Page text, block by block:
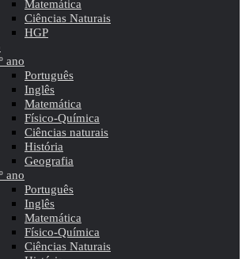
Matemática
Ciências Naturais
HGP
ano
Português
Inglês
Matemática
Físico-Química
Ciências naturais
História
Geografia
ano
Português
Inglês
Matemática
Físico-Química
Ciências Naturais